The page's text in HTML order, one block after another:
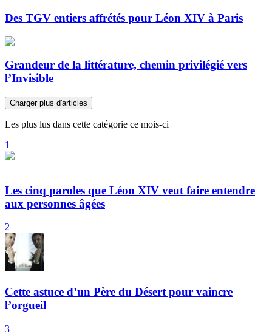
Des TGV entiers affrétés pour Léon XIV à Paris
Grandeur de la littérature, chemin privilégié vers
l’Invisible
Charger plus d'articles
Les plus lus dans cette catégorie ce mois-ci
1
Les cinq paroles que Léon XIV veut faire entendre
aux personnes âgées
2
Cette astuce d’un Père du Désert pour vaincre
l’orgueil
3